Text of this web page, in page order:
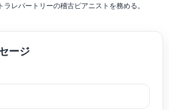
居愛子、平田文、植村太郎、フェデリコ・アゴス
団より豊田文化新人賞を受賞。 同年、豊田市文
パートナーシップアーティスト。現在、東海
に行う。
レパートリーの稽古ピアニストを務める。
第5位。他受賞。
ンサートVol.118「燈-ともしび-」、ドキュメン